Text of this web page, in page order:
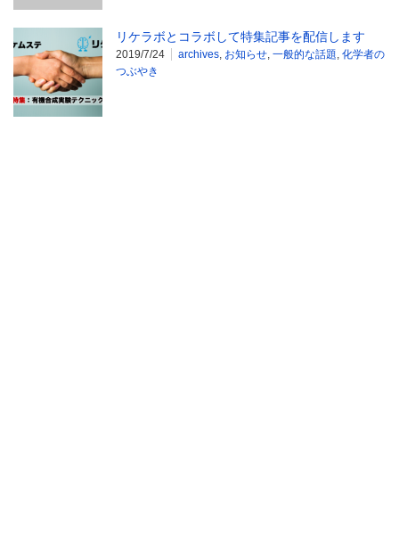
リケラボとコラボして特集記事を配信します
2019/7/24 archives, お知らせ, 一般的な話題, 化学者の
つぶやき